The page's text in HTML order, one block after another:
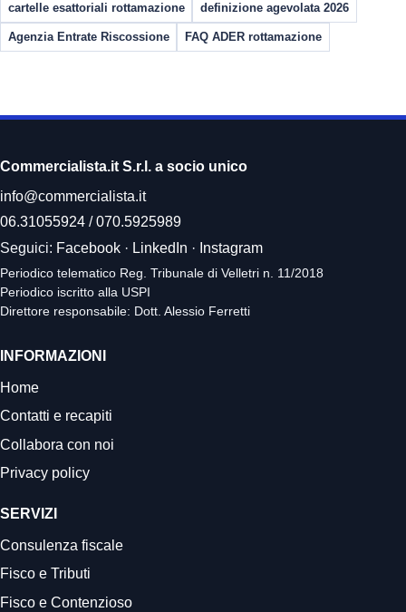
cartelle esattoriali rottamazione definizione agevolata 2026
Agenzia Entrate Riscossione FAQ ADER rottamazione
Commercialista.it S.r.l. a socio unico
info@commercialista.it
06.31055924 /070.5925989
Seguici: Facebook · LinkedIn · Instagram
Periodico telematico Reg. Tribunale di Velletri n. 11/2018
Periodico iscritto alla USPI
Direttore responsabile: Dott. Alessio Ferretti
INFORMAZIONI
Home
Contatti e recapiti
Collabora con noi
Privacy policy
SERVIZI
Consulenza fiscale
Fisco e Tributi
Fisco e Contenzioso